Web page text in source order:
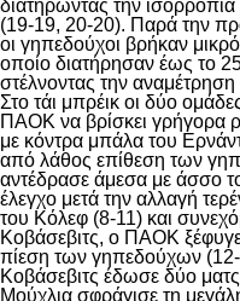
διατηρώντας την
(19-19, 20-20). Παρά την
οι γηπεδούχοι βρήκαν
οποίο διατήρησαν έως το
στέλνοντας την αναμέτρηση
Στο τάι μπρέικ οι δύο
ΠΑΟΚ να βρίσκει γρήγορα
με κόντρα μπάλα του
από λάθος επίθεση των
αντέδρασε άμεσα με άσσο
έλεγχο μετά την αλλαγή
του Κόλεφ (8-11) και
Κοβάσεβιτς, ο ΠΑΟΚ
πίεση των γηπεδούχων (12-
Κοβάσεβιτς έδωσε δύο
Μούχλια σφράγισε τη